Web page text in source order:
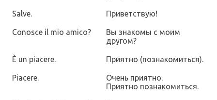
Salve. Приветствую!
Conosce il mio amico?
Вы знакомы с моим
другом?
È un piacere. Приятно (познакомиться).
Piacere.
Очень приятно.
Приятно познакомиться.